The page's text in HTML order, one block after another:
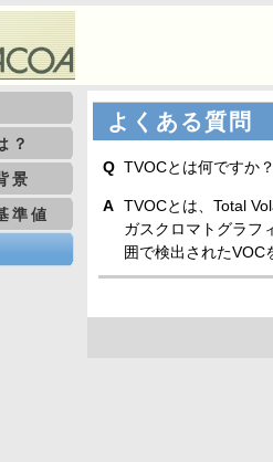
よくある質問
Q TVOCとは何ですか
A TVOCとは、Total
ガスクロマトグラフ
囲で検出されたVOC
？
景
準値